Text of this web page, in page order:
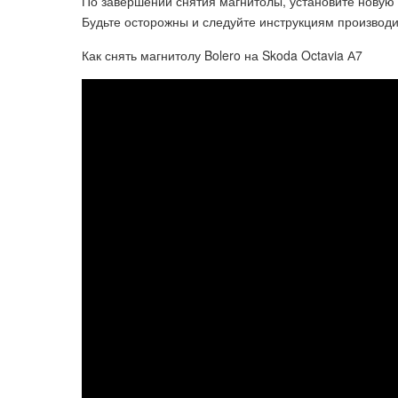
Будьте осторожны и следуйте инструкциям
Как снять магнитолу Bolero на Skoda Octavia А7